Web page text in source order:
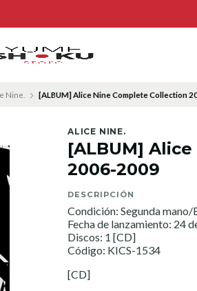
Nine. [ALBUM] Alice Nine Complete Collection
ALICE NINE.
[ALBUM]
2006-2009
DESCRIPCIÓN
Condición: Segunda mano/
Fecha de lanzamiento: 24
Discos: 1 [CD]
Código: KICS-1534
[CD]